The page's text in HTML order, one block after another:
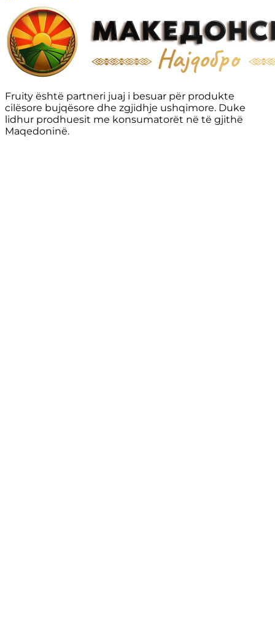
Fruity është partneri juaj i besuar për produkte
cilësore bujqësore dhe zgjidhje ushqimore. Duke
lidhur prodhuesit me konsumatorët në të gjithë
Maqedoninë.